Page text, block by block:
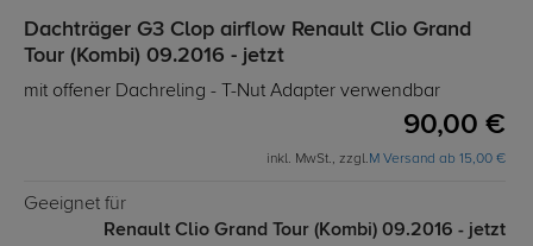
Dachträger G3 Clop airflow Renault Clio Grand
Tour (Kombi) 09.2016 - jetzt
mit offener Dachreling - T-Nut Adapter verwendbar
90,00 €
inkl. MwSt., zzgl.M Versand ab 15,00 €
Geeignet für
Renault Clio Grand Tour (Kombi) 09.2016 - jetzt